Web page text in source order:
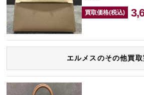
買取価格(税込)
エルメスのその他買取